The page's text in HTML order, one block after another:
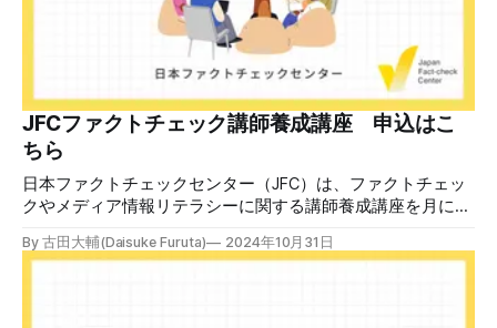
JFCファクトチェック講師養成講座 申込はこ
ちら
日本ファクトチェックセンター（JFC）は、ファクトチェッ
クやメディア情報リテラシーに関する講師養成講座を月に1
認定バッジと教室や職場などで利用可能な教材を提供しま
By 古田大輔(Daisuke Furuta) 2024年10月31日